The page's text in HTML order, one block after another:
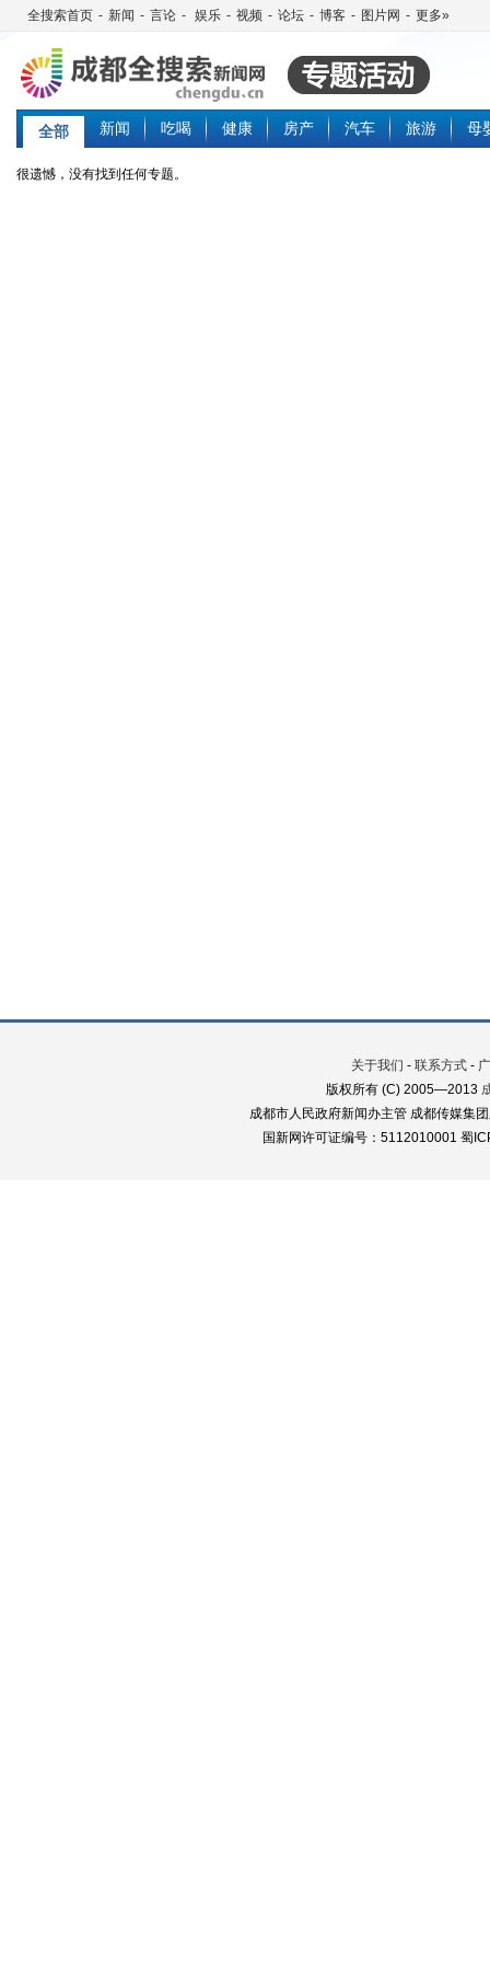
全搜索首页 - 新闻 - 言论 - 娱乐 - 视频 - 论坛 - 博客 - 图片网 - 更多»
全部 新闻 吃喝 健康 房产 汽车 旅游 母
很遗憾，没有找到任何专题。
关于我们 - 联系方式 -
版权所有 (C) 2005—2013
成都市人民政府新闻办主管 成都传媒集
国新网许可证编号：5112010001 蜀